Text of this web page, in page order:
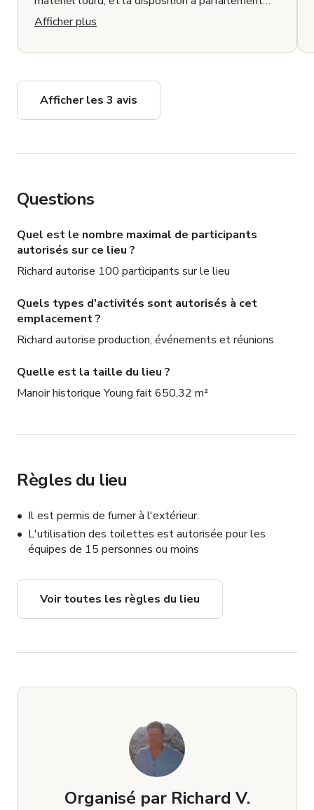
accueilli nos installations. Hôte fantastique —
très réactif, accommodant et parfaitement
ce dont nous avions besoin.
Afficher plus
Afficher les 3 avis
Questions
Quel est le nombre maximal de participants
autorisés sur ce lieu ?
Richard autorise 100 participants sur le lieu
Quels types d'activités sont autorisés à cet
emplacement ?
Richard autorise production, événements et réunions
Quelle est la taille du lieu ?
Manoir historique Young fait 650,32 m²
Règles du lieu
Il est permis de fumer à l'extérieur.
L'utilisation des toilettes est autorisée pour les
équipes de 15 personnes ou moins
Voir toutes les règles du lieu
Organisé par Richard V.